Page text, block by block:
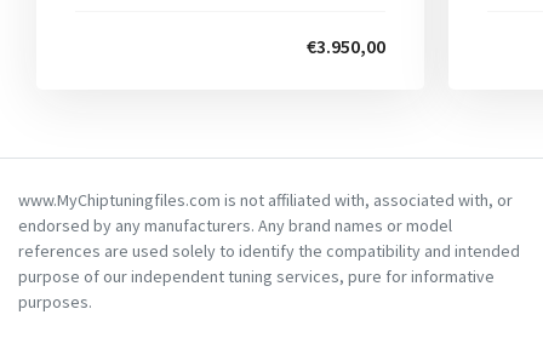
€3.950,00
www.MyChiptuningfiles.com is not affiliated with, associated with, or
endorsed by any manufacturers. Any brand names or model
references are used solely to identify the compatibility and intended
purpose of our independent tuning services, pure for informative
purposes.